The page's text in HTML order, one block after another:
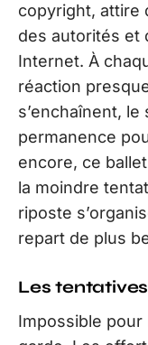
copyright, attire
des autorités et
Internet. À
réaction
s’enchaînent,
permanence
encore, ce
la moindre
riposte
repart de plus
Les
Impossible pour